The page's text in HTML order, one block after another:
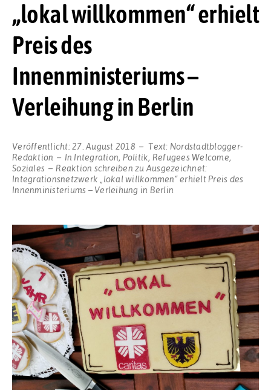
„lokal willkommen“ erhielt
Preis des
Innenministeriums –
Verleihung in Berlin
Veröffentlicht:27. August 2018 Text: Nordstadtblogger-
Redaktion
In Integration, Politik, Refugees Welcome,
Soziales
Reaktion schreiben zu Ausgezeichnet:
Integrationsnetzwerk „lokal willkommen“ erhielt Preis des
Innenministeriums – Verleihung in Berlin